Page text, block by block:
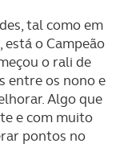
estritamente
prestar.
de Cookies e
na sua
e nos serviços
tal como em
o Campeão
o rali de
entre os nono e
Algo que
e com muito
pontos no